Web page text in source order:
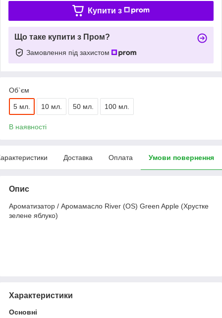
Купити з
Що таке купити з Пром?
Замовлення під захистом
Об`єм
5 мл. 10 мл. 50 мл. 100 мл.
В наявності
Доставка Оплата Умови повернення
Опис
Ароматизатор / Аромамасло River (OS) Green Apple (Хрустке
зелене яблуко)
Характеристики
Основні